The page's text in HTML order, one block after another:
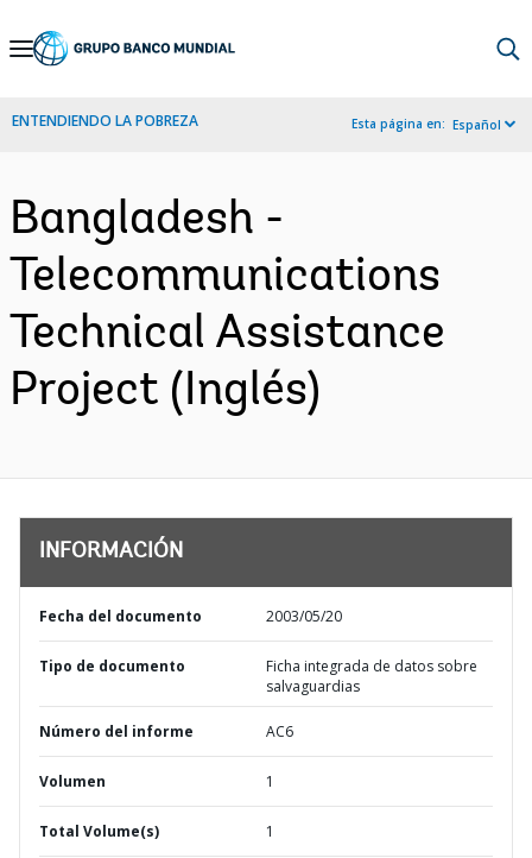
Skip
Navigation
ENTENDIENDO LA POBREZA Esta página en: Español
Bangladesh -
Telecommunications
Technical Assistance
Project (Inglés)
INFORMACIÓN
Fecha del documento 2003/05/20
Tipo de documento
Ficha integrada de datos sobre
salvaguardias
Número del informe AC6
Volumen 1
Total Volume(s) 1